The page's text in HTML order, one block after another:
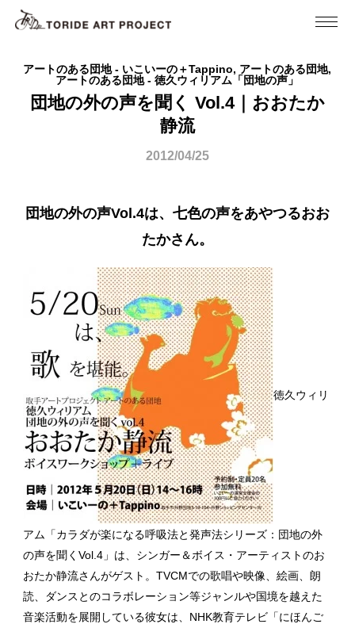
アートのある団地 - いこいーの＋Tappino, アートのある団地,
アートのある団地 - 徳久ウィリアム「団地の声」
団地の外の声を聞く Vol.4｜おおたか
静流
2012/04/25
団地の外の声Vol.4は、七色の声をあやつるおお
たかさん。
徳久ウィリ
アム「カラダが楽になる呼吸法と発声法シリーズ：団地の外
の声を聞くVol.4」は、シンガー＆ボイス・アーティストのお
おたか静流さんがゲスト。TVCMでの歌唱や映像、絵画、朗
読、ダンスとのコラボレーション等ジャンルや国境を越えた
音楽活動を展開している彼女は、NHK教育テレビ「にほんご